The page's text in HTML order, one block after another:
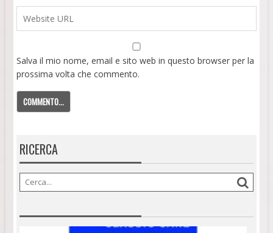
Salva il mio nome, email e sito web in questo browser per la
prossima volta che commento.
RICERCA